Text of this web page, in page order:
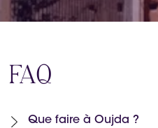
FAQ
Que faire à Oujda ?